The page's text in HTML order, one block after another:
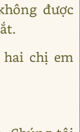
được
chị em